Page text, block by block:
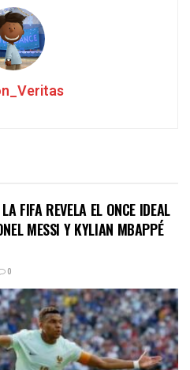
FIFA REVELA EL ONCE IDEAL
MESSI Y KYLIAN MBAPPÉ
0